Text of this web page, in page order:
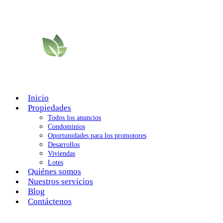
Inicio
Propiedades
Todos los anuncios
Condominios
Oportunidades para los promotores
Desarrollos
Viviendas
Lotes
Quiénes somos
Nuestros servicios
Blog
Contáctenos